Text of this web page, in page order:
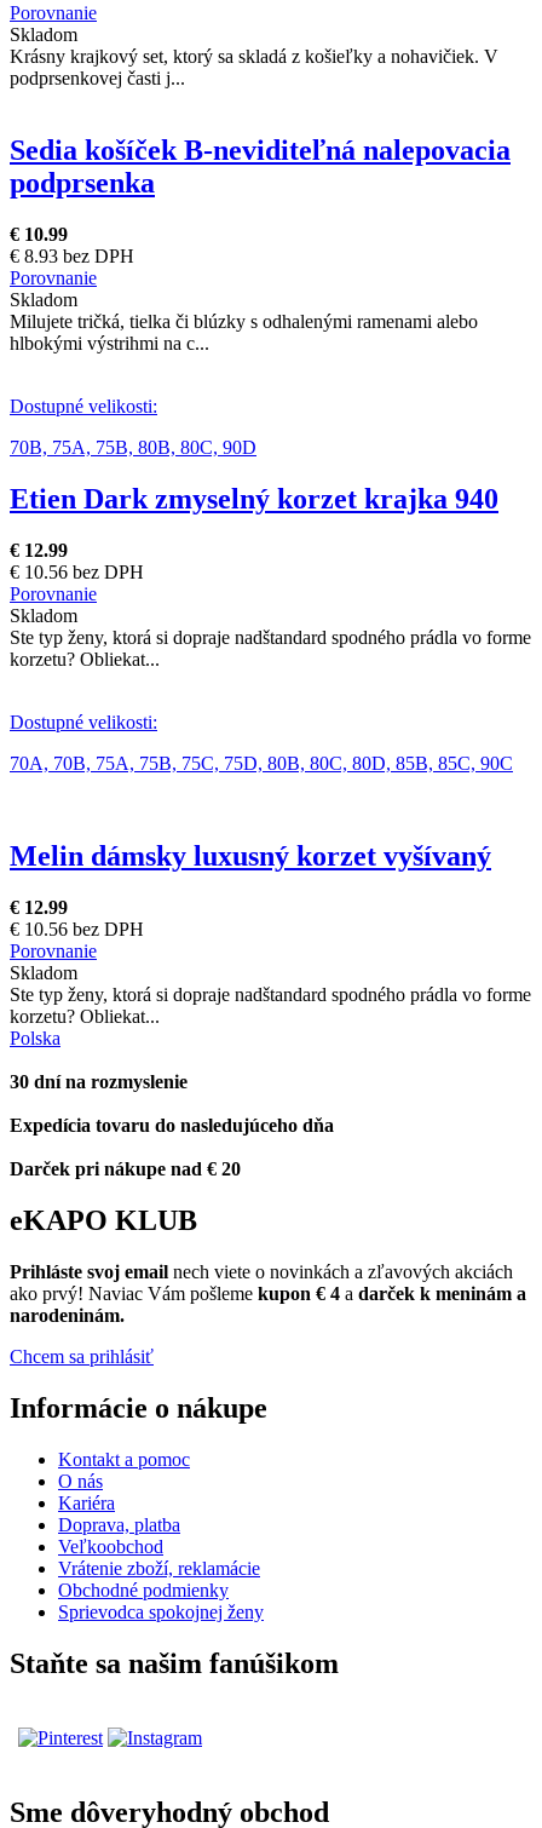
Porovnanie
Skladom
Krásny krajkový set, ktorý sa skladá z košieľky a nohavičiek. V
podprsenkovej časti j...
Sedia košíček B-neviditeľná nalepovacia
podprsenka
€ 10.99
€ 8.93 bez DPH
Porovnanie
Skladom
Milujete tričká, tielka či blúzky s odhalenými ramenami alebo
hlbokými výstrihmi na c...
Dostupné velikosti:
70B, 75A, 75B, 80B, 80C, 90D
Etien Dark zmyselný korzet krajka 940
€ 12.99
€ 10.56 bez DPH
Porovnanie
Skladom
Ste typ ženy, ktorá si dopraje nadštandard spodného prádla vo forme
korzetu? Obliekat...
Dostupné velikosti:
70A, 70B, 75A, 75B, 75C, 75D, 80B, 80C, 80D, 85B, 85C, 90C
Melin dámsky luxusný korzet vyšívaný
€ 12.99
€ 10.56 bez DPH
Porovnanie
Skladom
Ste typ ženy, ktorá si dopraje nadštandard spodného prádla vo forme
korzetu? Obliekat...
Polska
30 dní na rozmyslenie
Expedícia tovaru do nasledujúceho dňa
Darček pri nákupe nad € 20
eKAPO KLUB
Prihláste svoj email nech viete o novinkách a zľavových akciách
ako prvý! Naviac Vám pošleme kupon € 4 a darček k meninám a
narodeninám.
Chcem sa prihlásiť
Informácie o nákupe
Kontakt a pomoc
O nás
Kariéra
Doprava, platba
Veľkoobchod
Vrátenie zboží, reklamácie
Obchodné podmienky
Sprievodca spokojnej ženy
Staňte sa našim fanúšikom
Sme dôveryhodný obchod